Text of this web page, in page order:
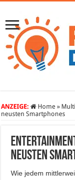
ANZEIGE: Home »
neusten Smartphones
neusten
Wie jedem